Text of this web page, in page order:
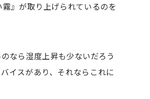
』が取り上げられているのを
なら湿度上昇も少ないだろう
イスがあり、それならこれに